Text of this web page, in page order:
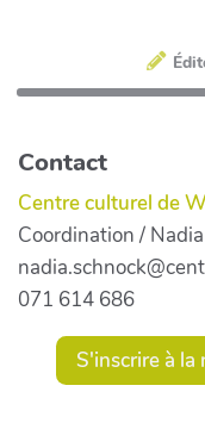
Contact
Centre culturel de
Coordination /
071 614 686
S'inscrire à la